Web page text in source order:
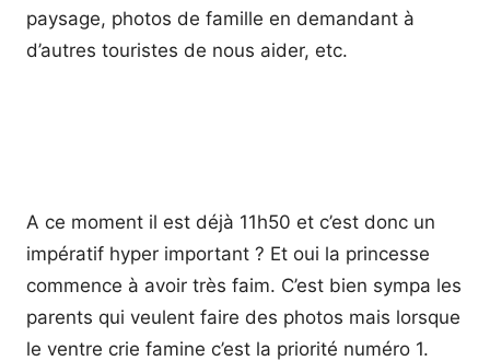
paysage, photos de famille en demandant à
d’autres touristes de nous aider, etc.
A ce moment il est déjà 11h50 et c’est donc un
impératif hyper important ? Et oui la princesse
commence à avoir très faim. C’est bien sympa les
parents qui veulent faire des photos mais lorsque
le ventre crie famine c’est la priorité numéro 1.